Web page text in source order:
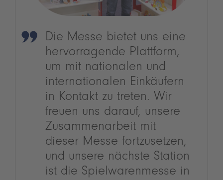
Die Messe bietet uns eine
hervorragende Plattform,
um mit nationalen und
internationalen Einkäufern
in Kontakt zu treten. Wir
freuen uns darauf, unsere
Zusammenarbeit mit
dieser Messe fortzusetzen,
und unsere nächste Station
ist die Spielwarenmesse in